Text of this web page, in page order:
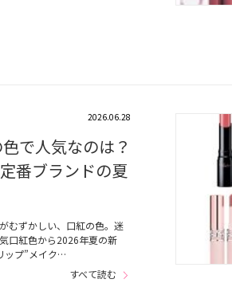
2026.06.28
で人気なのは？
番ブランドの夏
むずかしい、口紅の色。迷
口紅色から2026年夏の新
ップ”メイク…
すべて読む